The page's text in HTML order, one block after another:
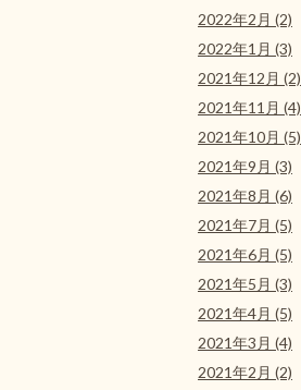
2022年2月 (2)
2022年1月 (3)
2021年12月 (2)
2021年11月 (4)
2021年10月 (5)
2021年9月 (3)
2021年8月 (6)
2021年7月 (5)
2021年6月 (5)
2021年5月 (3)
2021年4月 (5)
2021年3月 (4)
2021年2月 (2)